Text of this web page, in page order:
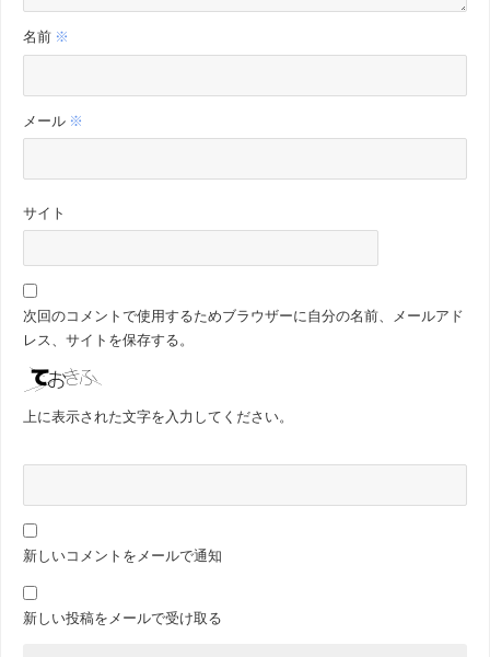
名前 ※
メール ※
サイト
次回のコメントで使用するためブラウザーに自分の名前、メールアド
レス、サイトを保存する。
上に表示された文字を入力してください。
新しいコメントをメールで通知
新しい投稿をメールで受け取る